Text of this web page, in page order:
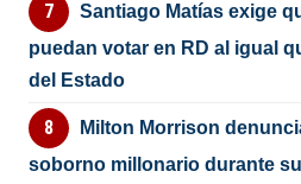
Santiago Matías exige
puedan votar en RD al igual
del Estado
Milton Morrison
soborno millonario durante